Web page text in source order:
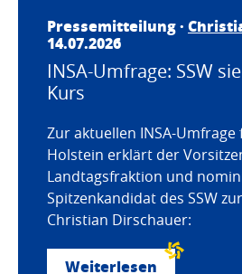
Pressemitteilung ·
14.07.2026
INSA-Umfrage: SSW
Kurs
Zur aktuellen INSA-Umfrage
Holstein erklärt der
Landtagsfraktion und
Spitzenkandidat des SSW
Christian Dirschauer:
Weiterlesen